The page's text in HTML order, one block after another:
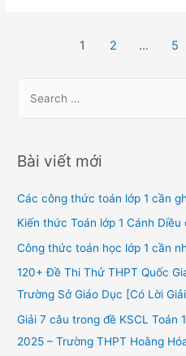
biến
1 2 … 5
r
h
f
o
Bài viết mới
Các công thức toán lớp 1 cần
Kiến thức Toán lớp 1 Cánh Diều
Công thức toán học lớp 1 cần
120+ Đề Thi Thử THPT Quốc
Trường Sở Giáo Dục [Có Lời
Giải 7 câu trong đề KSCL Toán
2025 – Trường THPT Hoằng